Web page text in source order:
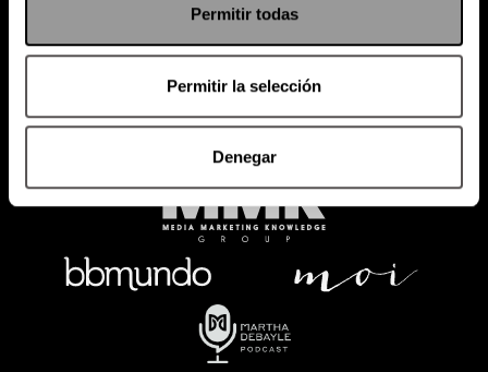
Permitir todas
Permitir la selección
Denegar
SACA TU ID